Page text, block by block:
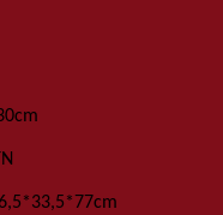
cm
cm